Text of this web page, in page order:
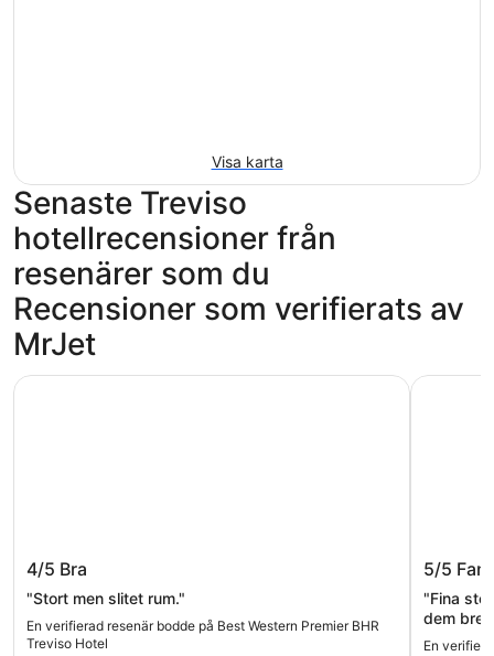
Visa karta
Senaste Treviso
hotellrecensioner från
resenärer som du
Recensioner som verifierats av
MrJet
Best Western Premier BHR Treviso
Hotel
4/5 Bra
"Stort men slitet rum."
En verifierad resenär bodde på Best Western Premier BHR
Treviso Hotel
Best Western Premier BHR Treviso Hotel
Hotel
5/5
"Fina
dem
En
Hotel